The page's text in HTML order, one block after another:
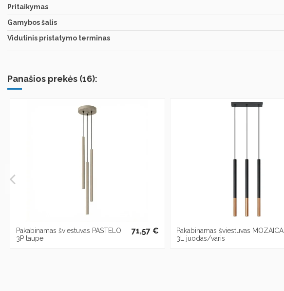
Pritaikymas
Gamybos šalis
Vidutinis pristatymo terminas
Panašios prekės (16):
Pakabinamas šviestuvas PASTELO
3P taupe
71,57 €
Pakabinamas šviestuvas MOZAICA
3L juodas/varis